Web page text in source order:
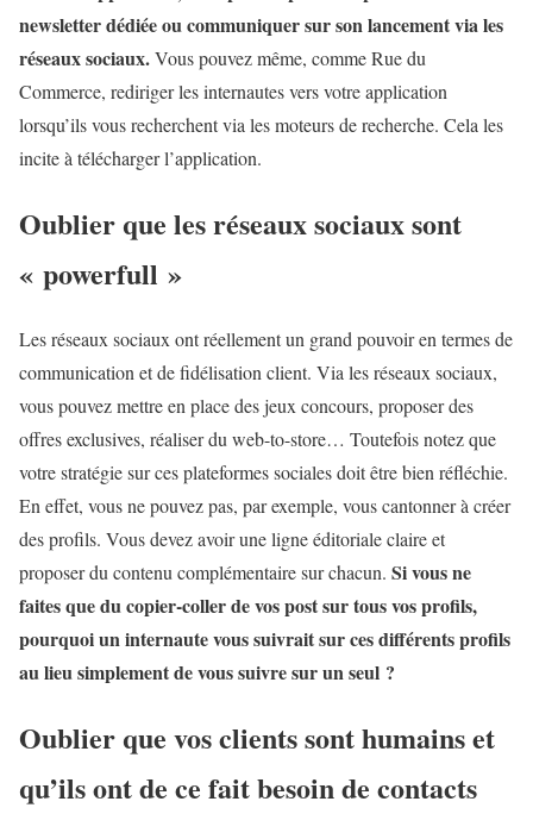
newsletter dédiée ou communiquer sur son lancement via les
réseaux sociaux.Vous pouvez même, comme Rue du
Commerce, rediriger les internautes vers votre application
lorsqu’ils vous recherchent via les moteurs de recherche. Cela les
incite à télécharger l’application.
Oublier que les réseaux sociaux sont
« powerfull »
Les réseaux sociaux ont réellement un grand pouvoir en termes de
communication et de fidélisation client. Via les réseaux sociaux,
vous pouvez mettre en place des jeux concours, proposer des
offres exclusives, réaliser du web-to-store… Toutefois notez que
votre stratégie sur ces plateformes sociales doit être bien réfléchie.
En effet, vous ne pouvez pas, par exemple, vous cantonner à créer
des profils. Vous devez avoir une ligne éditoriale claire et
proposer du contenu complémentaire sur chacun. Si vous ne
faites que du copier-coller de vos post sur tous vos profils,
pourquoi un internaute vous suivrait sur ces différents profils
au lieu simplement de vous suivre sur un seul ?
Oublier que vos clients sont humains et
qu’ils ont de ce fait besoin de contacts